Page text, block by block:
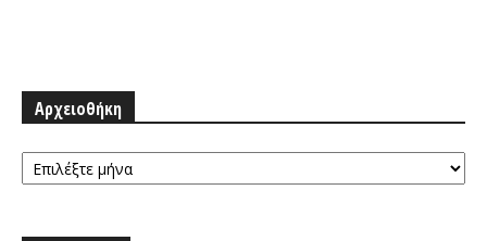
Αρχειοθήκη
Αρχειοθήκη